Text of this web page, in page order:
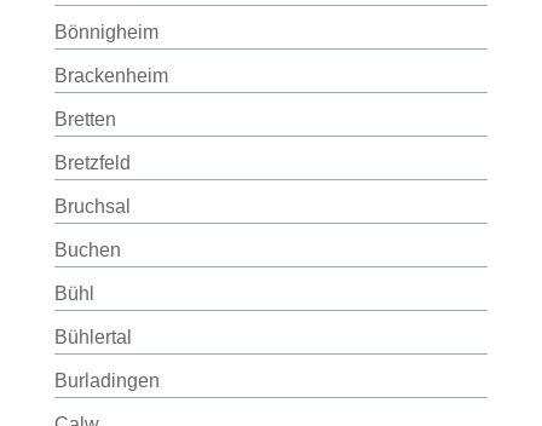
Bönnigheim
Brackenheim
Bretten
Bretzfeld
Bruchsal
Buchen
Bühl
Bühlertal
Burladingen